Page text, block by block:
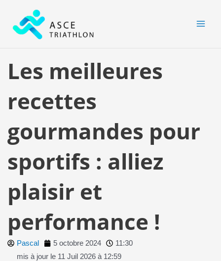
contenu
Les meilleures
recettes
gourmandes pour
sportifs : alliez
plaisir et
performance !
Pascal 5 octobre 2024
11:30
mis à jour le 11 Juil 2026 à 12:59